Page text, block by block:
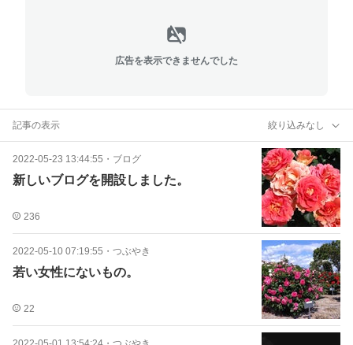
広告を表示できませんでした
記事の表示 絞り込みなし
2022-05-23 13:44:55 ・ ブログ
新しいブログを開設しました。
236
2022-05-10 07:19:55 ・ つぶやき
若い女性にないもの。
22